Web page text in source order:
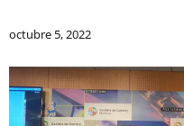
octubre 5, 2022